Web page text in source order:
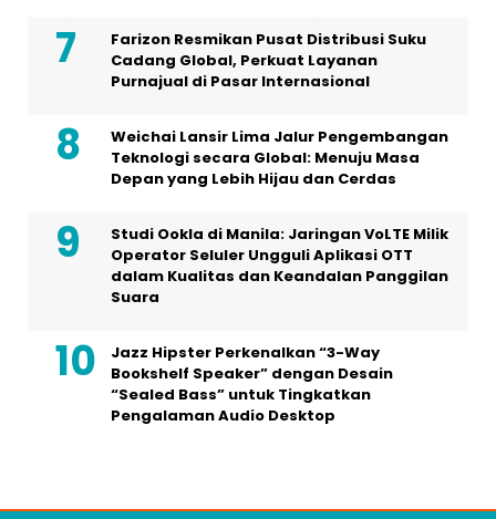
Farizon Resmikan Pusat Distribusi Suku
Cadang Global, Perkuat Layanan
Purnajual di Pasar Internasional
Weichai Lansir Lima Jalur Pengembangan
Teknologi secara Global: Menuju Masa
Depan yang Lebih Hijau dan Cerdas
Studi Ookla di Manila: Jaringan VoLTE Milik
Operator Seluler Ungguli Aplikasi OTT
dalam Kualitas dan Keandalan Panggilan
Suara
Jazz Hipster Perkenalkan “3-Way
Bookshelf Speaker” dengan Desain
“Sealed Bass” untuk Tingkatkan
Pengalaman Audio Desktop